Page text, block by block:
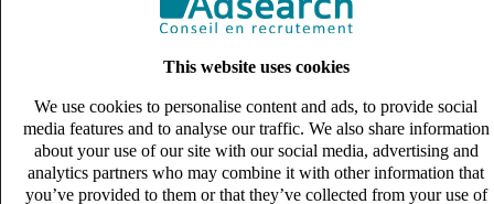
This website uses cookies
We use cookies to personalise content and ads, to provide social
media features and to analyse our traffic. We also share information
about your use of our site with our social media, advertising and
analytics partners who may combine it with other information that
you’ve provided to them or that they’ve collected from your use of
Published on 08/08/2026
Industrie & Ingénierie